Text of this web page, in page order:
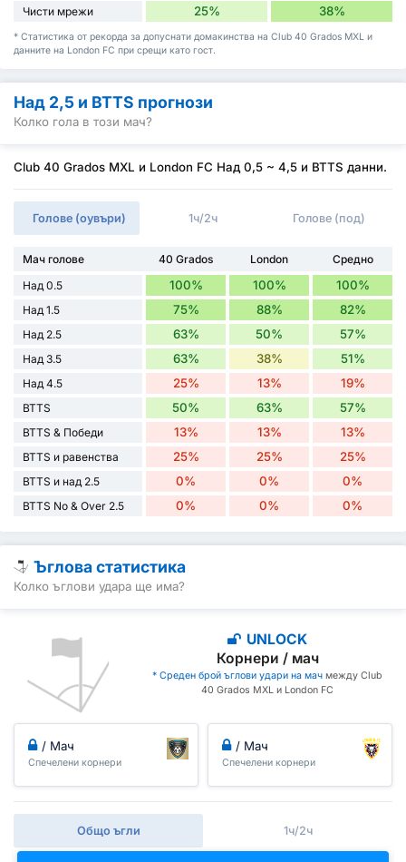
Чисти мрежи 25% 38%
* Статистика от рекорда за допуснати домакинства на Club 40 Grados MXL и
данните на London FC при срещи като гост.
Над 2,5 и BTTS прогнози
Колко гола в този мач?
Club 40 Grados MXL и London FC Над 0,5 ~ 4,5 и BTTS данни.
Голове (оувъри) 1ч/2ч Голове (под)
Мач голове 40 Grados London
Средно
Над 0.5
100% 100% 100%
Над 1.5 75% 88% 82%
Над 2.5 63% 50% 57%
Над 3.5 63% 38% 51%
Над 4.5 25% 13% 19%
BTTS 50% 63% 57%
BTTS & Победи 13% 13% 13%
BTTS и равенства 25% 25% 25%
BTTS и над 2.5 0% 0% 0%
BTTS No & Over 2.5 0% 0% 0%
Ъглова статистика
Колко ъглови удара ще има?
UNLOCK
Корнери / мач
* Среден брой ъглови удари на мач между Club
40 Grados MXL и London FC
/ Мач
Спечелени корнери
/ Мач
Спечелени корнери
Общо ъгли 1ч/2ч